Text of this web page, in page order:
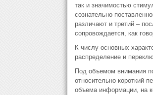
так и значимостью
сознательно
различают и третий –
сопровождается, как
К числу основных
распределение и
Под объемом внимания
относительно короткий
объема информации, на